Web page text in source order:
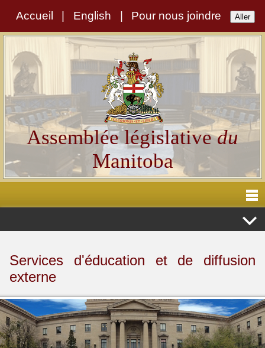
Accueil English Pour nous joindre
Assemblée législativedu
Manitoba
Services d'éducation et de diffusion
externe